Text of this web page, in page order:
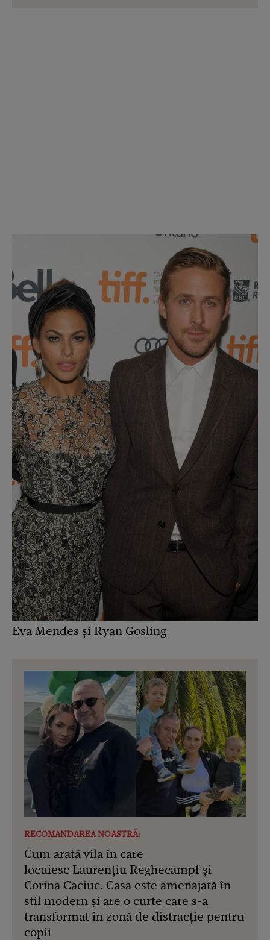
Eva Mendes și Ryan Gosling
RECOMANDAREA NOASTRĂ:
Cum arată vila în care
locuiesc Laurențiu Reghecampf și
Corina Caciuc. Casa este amenajată în
stil modern și are o curte care s-a
transformat în zonă de distracție pentru
copii